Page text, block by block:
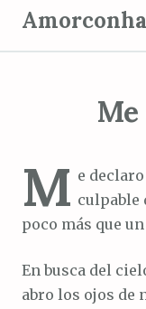
M e declaro
culpable
poco más que
En busca del
abro los ojos de